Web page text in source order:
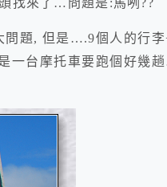
問題, 但是….9個人的行李
一台摩托車要跑個好幾